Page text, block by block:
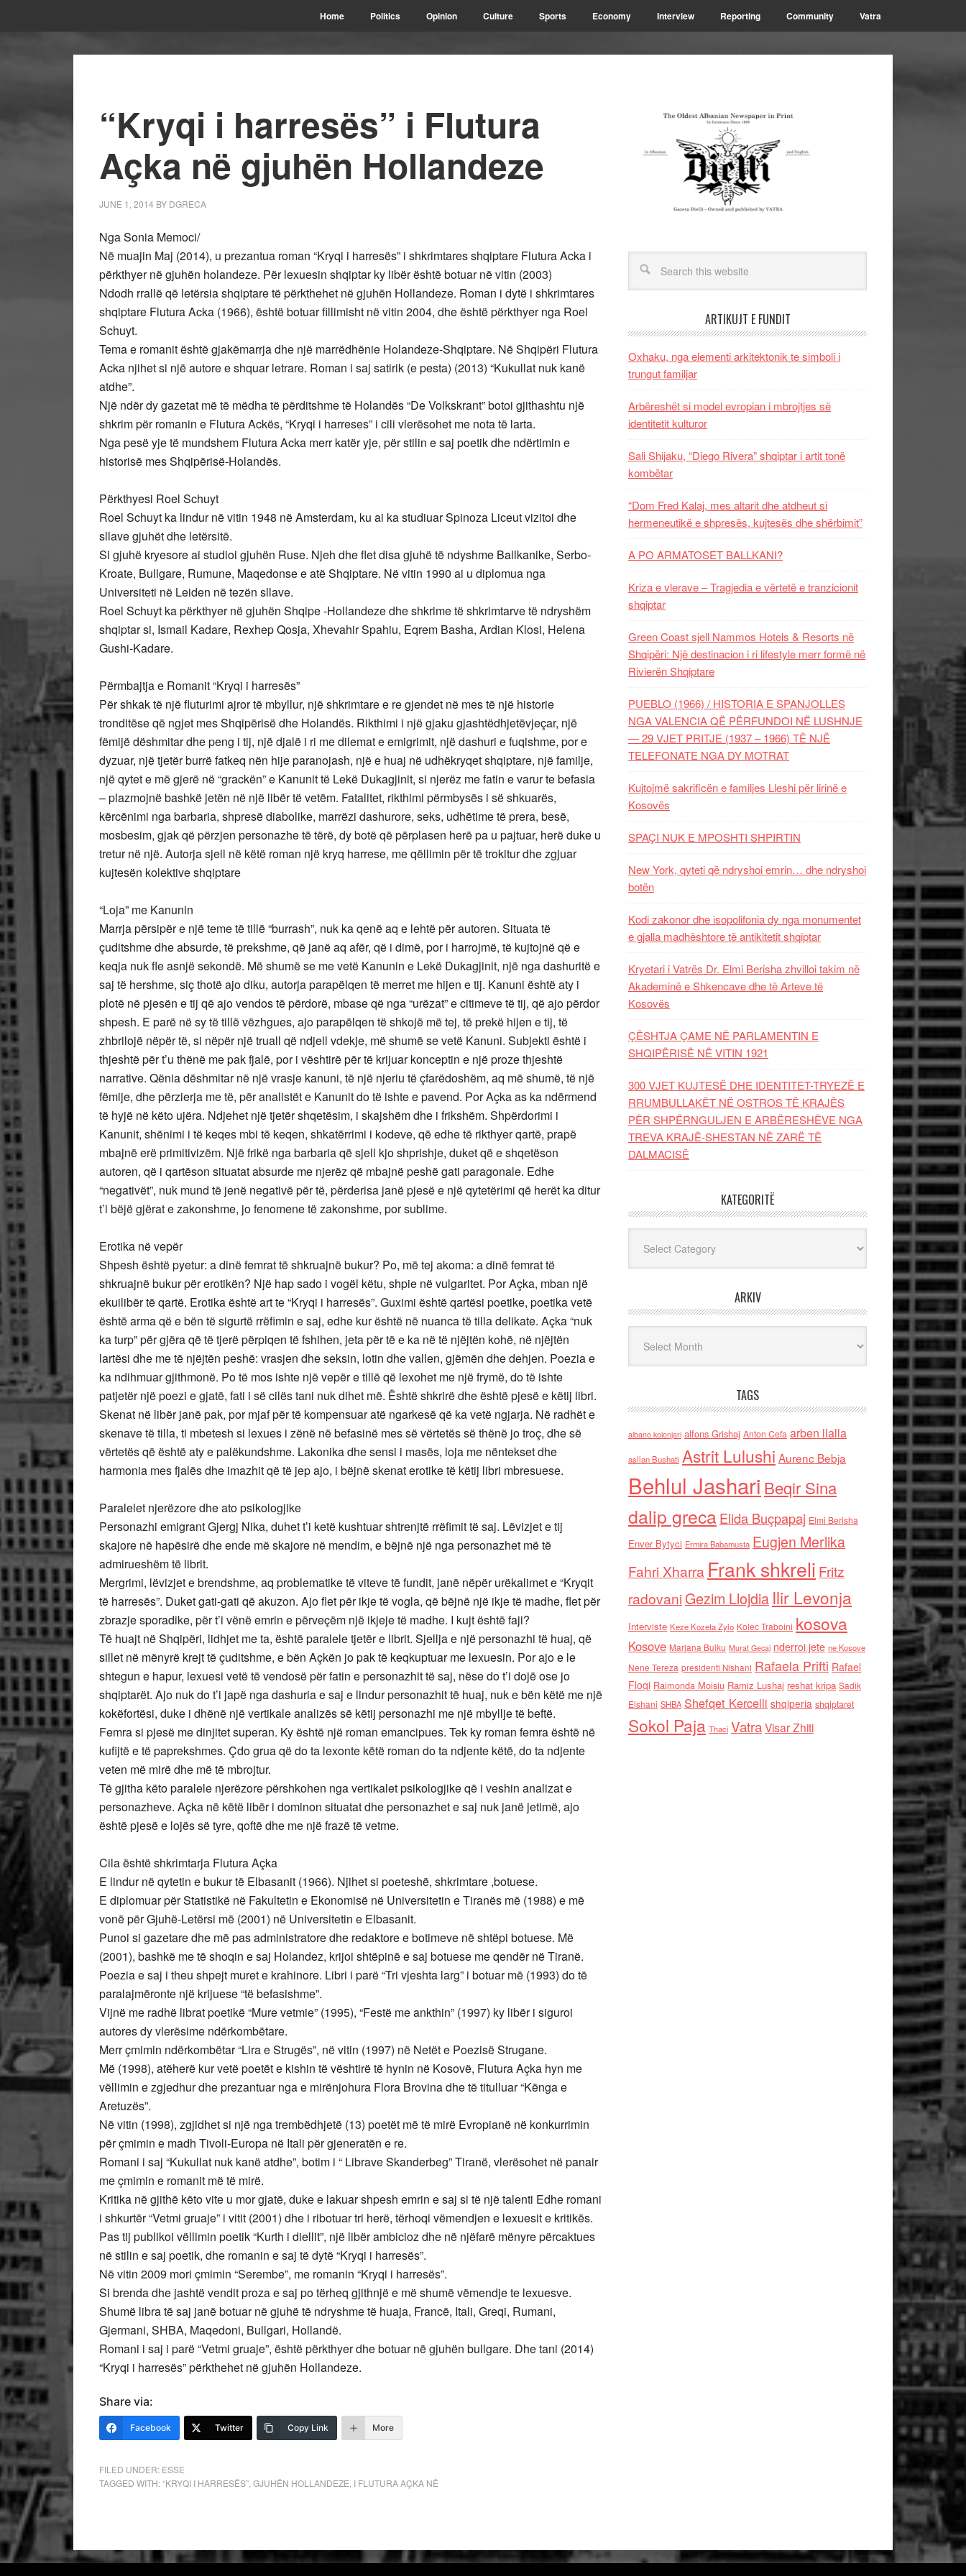
Home Politics Opinion Culture Sports Economy Interview Reporting Community Vatra
“Kryqi i harresës” i Flutura
Açka në gjuhën Hollandeze
JUNE 1, 2014 BY DGRECA
Nga Sonia Memoci/
Në muajin Maj (2014), u prezantua roman “Kryqi i harresës” i shkrimtares shqiptare Flutura Acka i
përkthyer në gjuhën holandeze. Për lexuesin shqiptar ky libër është botuar në vitin (2003)
Ndodh rrallë që letërsia shqiptare të përkthehet në gjuhën Hollandeze. Roman i dytë i shkrimtares
shqiptare Flutura Acka (1966), është botuar fillimisht në vitin 2004, dhe është përkthyer nga Roel
Schuyt.
Tema e romanit është gjakëmarrja dhe një marrëdhënie Holandeze-Shqiptare. Në Shqipëri Flutura
Acka njihet si një autore e shquar letrare. Roman i saj satirik (e pesta) (2013) “Kukullat nuk kanë
atdhe”.
Një ndër dy gazetat më të mëdha të përditshme të Holandës “De Volkskrant” botoi gjithashtu një
shkrim për romanin e Flutura Ackës, “Kryqi i harreses” i cili vlerësohet me nota të larta.
Nga pesë yje të mundshem Flutura Acka merr katër yje, për stilin e saj poetik dhe ndërtimin e
historisë mes Shqipërisë-Holandës.
Përkthyesi Roel Schuyt
Roel Schuyt ka lindur në vitin 1948 në Amsterdam, ku ai ka studiuar Spinoza Liceut vizitoi dhe
sllave gjuhët dhe letërsitë.
Si gjuhë kryesore ai studioi gjuhën Ruse. Njeh dhe flet disa gjuhë të ndyshme Ballkanike, Serbo-
Kroate, Bullgare, Rumune, Maqedonse e atë Shqiptare. Në vitin 1990 ai u diplomua nga
Universiteti në Leiden në tezën sllave.
Roel Schuyt ka përkthyer në gjuhën Shqipe -Hollandeze dhe shkrime të shkrimtarve të ndryshëm
shqiptar si, Ismail Kadare, Rexhep Qosja, Xhevahir Spahiu, Eqrem Basha, Ardian Klosi, Helena
Gushi-Kadare.
Përmbajtja e Romanit “Kryqi i harresës”
Për shkak të një fluturimi ajror të mbyllur, një shkrimtare e re gjendet në mes të një historie
tronditëse që ngjet mes Shqipërisë dhe Holandës. Rikthimi i një gjaku gjashtëdhjetëvjeçar, një
fëmijë dëshmitar dhe peng i tij, një djalë i ri me dilemat e emigrimit, një dashuri e fuqishme, por e
dyzuar, një tjetër burrë fatkeq nën hije paranojash, një e huaj në udhëkryqet shqiptare, një familje,
një qytet e më gjerë në “grackën” e Kanunit të Lekë Dukagjinit, si njerëz me fatin e varur te befasia
– plazmojnë bashkë jetën në një libër të vetëm. Fatalitet, rikthimi përmbysës i së shkuarës,
kërcënimi nga barbaria, shpresë diabolike, marrëzi dashurore, seks, udhëtime të prera, besë,
mosbesim, gjak që përzjen personazhe të tërë, dy botë që përplasen herë pa u pajtuar, herë duke u
tretur në një. Autorja sjell në këtë roman një kryq harrese, me qëllimin për të trokitur dhe zgjuar
kujtesën kolektive shqiptare
“Loja” me Kanunin
Marrja përsipër e një teme të tillë “burrash”, nuk ka qenë aq e lehtë për autoren. Situata të
çuditshme dhe absurde, të prekshme, që janë aq afër, që i dimë, por i harrojmë, të kujtojnë që e
keqja nuk fle asnjë sekondë. Më shumë se me vetë Kanunin e Lekë Dukagjinit, një nga dashuritë e
saj të hershme, siç thotë ajo diku, autorja parapëlqen të merret me hijen e tij. Kanuni është aty i
plotë në pjesën e tij që ajo vendos të përdorë, mbase që nga “urëzat” e citimeve të tij, që ajo përdor
shpesh. E parë në sy të tillë vëzhgues, ajo parapëlqen të shkojë më tej, të prekë hijen e tij, të
zhbrilojë nëpër të, si nëpër një truall që ndjell vdekje, më shumë se vetë Kanuni. Subjekti është i
thjeshtë për t’u thënë me pak fjalë, por i vështirë për të krijuar konceptin e një proze thjeshtë
narrative. Qënia dëshmitar në një vrasje kanuni, të një njeriu të çfarëdoshëm, aq më shumë, të një
fëmije, dhe përzierja me të, për analistët e Kanunit do të ishte e pavend. Por Açka as ka ndërmend
të hyjë në këto ujëra. Ndjehet një tjetër shqetësim, i skajshëm dhe i frikshëm. Shpërdorimi i
Kanunit, shënimi i të keqes mbi të keqen, shkatërrimi i kodeve, që edhe të rikthyer qartë, prapë
mbajnë erë primitivizëm. Një frikë nga barbaria që sjell kjo shprishje, duket që e shqetëson
autoren, që i qartëson situatat absurde me njerëz që mbajnë peshë gati paragonale. Edhe
“negativët”, nuk mund të jenë negativë për të, përderisa janë pjesë e një qytetërimi që herët ka ditur
t’i bëjë gjërat e zakonshme, jo fenomene të zakonshme, por sublime.
Erotika në vepër
Shpesh është pyetur: a dinë femrat të shkruajnë bukur? Po, më tej akoma: a dinë femrat të
shkruajnë bukur për erotikën? Një hap sado i vogël këtu, shpie në vulgaritet. Por Açka, mban një
ekuilibër të qartë. Erotika është art te “Kryqi i harresës”. Guximi është qartësi poetike, poetika vetë
është arma që e bën të sigurtë rrëfimin e saj, edhe kur është në nuanca të tilla delikate. Açka “nuk
ka turp” për gjëra që të tjerë përpiqen të fshihen, jeta për të e ka në të njëjtën kohë, në njëjtën
lartësi dhe me të njëjtën peshë: vrasjen dhe seksin, lotin dhe vallen, gjëmën dhe dehjen. Poezia e
ka ndihmuar gjithmonë. Po të mos ishte një vepër e tillë që lexohet me një frymë, do të ishte
patjetër një poezi e gjatë, fati i së cilës tani nuk dihet më. Është shkrirë dhe është pjesë e këtij libri.
Skenat në libër janë pak, por mjaf për të kompensuar atë ngarkesë që ka vetë ngjarja. Në radhët e
skenave të tilla, ti mbetesh si lexues i zënë në befasinë mes së vërtetës së thënë jo troç, dhe së
vërtetës që është aty e palëkundshme. Lakonika dhe sensi i masës, loja me nëntekset dhe
harmonia mes fjalës dhe imazhit që të jep ajo, i bëjnë skenat erotike të këtij libri mbresuese.
Paralelet njerëzore dhe ato psikologjike
Personazhi emigrant Gjergj Nika, duhet t’i ketë kushtuar shtrenjtë rrëfimit të saj. Lëvizjet e tij
skajore në hapësirë dhe ende më skajore në mendim, e bëjnë një nga personazhet më të
admirueshëm të librit.
Mergrimi, lëvizjet e brendshme, aq problematike të viteve të fundit, janë nëpër urëkalimet e “Kryqit
të harresës”. Duket gati-gati që akuzon. Ajo flet për ikje të vogla, që bëjnë një ikje të madhe, flet për
zbrazje sporadike, për t’i vënë emrin e përveçëm një ikjeje të madhe. I kujt është faji?
Të huajt në Shqipëri, lidhjet me ta, është paralele tjetër e librit. Sjellja e një personazhi të huaj, që
sillet në mënyrë krejt të çuditshme, e bën Açkën jo pak të keqkuptuar me lexuesin. Por ajo e le
shtegun e hapur, lexuesi vetë të vendosë për fatin e personazhit të saj, nëse do t’i dojë ose jo
shqiptarët. Ajo nuk do t’i japë nga dashuria e saj e lindur personazhit të huaj, nuk e bën këtë me një
kokëfortësi, duke i dhënë një vertikale analizës së këtij personazhi me një mbyllje të beftë.
Femra si pjesë me dinjitet superan. Ky është një roman emancipues. Tek ky roman femra është në
kufijtë e të paprekshmes. Çdo grua që do ta lexonte këtë roman do ta ndjente këtë, do ta ndjente
veten më mirë dhe më të mbrojtur.
Të gjitha këto paralele njerëzore përshkohen nga vertikalet psikologjike që i veshin analizat e
personazheve. Açka në këtë libër i dominon situatat dhe personazhet e saj nuk janë jetimë, ajo
është pjesë e lojës së tyre, qoftë dhe me një frazë të vetme.
Cila është shkrimtarja Flutura Açka
E lindur në qytetin e bukur të Elbasanit (1966). Njihet si poeteshë, shkrimtare ,botuese.
E diplomuar për Statistikë në Fakultetin e Ekonomisë në Universitetin e Tiranës më (1988) e më
vonë për Gjuhë-Letërsi më (2001) në Universitetin e Elbasanit.
Punoi si gazetare dhe më pas administratore dhe redaktore e botimeve në shtëpi botuese. Më
(2001), bashkë me të shoqin e saj Holandez, krijoi shtëpinë e saj botuese me qendër në Tiranë.
Poezia e saj i theu shpejt muret e krahinore. Libri i parë “Tri vjeshta larg” i botuar më (1993) do të
paralajmëronte një krijuese “të befasishme”.
Vijnë me radhë librat poetikë “Mure vetmie” (1995), “Festë me ankthin” (1997) ky libër i siguroi
autores dy vlerësime ndërkombëtare.
Merr çmimin ndërkombëtar “Lira e Strugës”, në vitin (1997) në Netët e Poezisë Strugane.
Më (1998), atëherë kur vetë poetët e kishin të vështirë të hynin në Kosovë, Flutura Açka hyn me
vëllimin e zgjedhur dhe prezantuar nga e mirënjohura Flora Brovina dhe të titulluar “Kënga e
Aretuzës”.
Në vitin (1998), zgjidhet si një nga trembëdhjetë (13) poetët më të mirë Evropianë në konkurrimin
për çmimin e madh Tivoli-Europa në Itali për gjeneratën e re.
Romani i saj “Kukullat nuk kanë atdhe”, botim i “ Librave Skanderbeg” Tiranë, vlerësohet në panair
me çmimin e romanit më të mirë.
Kritika në gjithë këto vite u mor gjatë, duke e lakuar shpesh emrin e saj si të një talenti Edhe romani
i shkurtër “Vetmi gruaje” i vitit (2001) dhe i ribotuar tri herë, tërhoqi vëmendjen e lexuesit e kritikës.
Pas tij publikoi vëllimin poetik “Kurth i diellit”, një libër ambicioz dhe në njëfarë mënyre përcaktues
në stilin e saj poetik, dhe romanin e saj të dytë “Kryqi i harresës”.
Në vitin 2009 mori çmimin “Serembe”, me romanin “Kryqi i harresës”.
Si brenda dhe jashtë vendit proza e saj po tërheq gjithnjë e më shumë vëmendje te lexuesve.
Shumë libra të saj janë botuar në gjuhë të ndryshme të huaja, Francë, Itali, Greqi, Rumani,
Gjermani, SHBA, Maqedoni, Bullgari, Hollandë.
Romani i saj i parë “Vetmi gruaje”, është përkthyer dhe botuar në gjuhën bullgare. Dhe tani (2014)
“Kryqi i harresës” përkthehet në gjuhën Hollandeze.
Share via:
Facebook Twitter Copy Link More
FILED UNDER: ESSE
TAGGED WITH:“KRYQI I HARRESËS” GJUHËN HOLLANDEZE I FLUTURA AÇKA NË
ARTIKUJT E FUNDIT
Oxhaku, nga elementi arkitektonik te simboli i
trungut familjar
Arbëreshët si model evropian i mbrojtjes së
identitetit kulturor
Sali Shijaku, “Diego Rivera” shqiptar i artit tonë
kombëtar
“Dom Fred Kalaj, mes altarit dhe atdheut si
hermeneutikë e shpresës, kujtesës dhe shërbimit”
A PO ARMATOSET BALLKANI?
Kriza e vlerave – Tragjedia e vërtetë e tranzicionit
shqiptar
Green Coast sjell Nammos Hotels & Resorts në
Shqipëri: Një destinacion i ri lifestyle merr formë në
Rivierën Shqiptare
PUEBLO (1966) / HISTORIA E SPANJOLLES
NGA VALENCIA QË PËRFUNDOI NË LUSHNJE
— 29 VJET PRITJE (1937 – 1966) TË NJË
TELEFONATE NGA DY MOTRAT
Kujtojmë sakrificën e familjes Lleshi për lirinë e
Kosovës
SPAÇI NUK E MPOSHTI SHPIRTIN
New York, qyteti që ndryshoi emrin… dhe ndryshoi
botën
Kodi zakonor dhe isopolifonia dy nga monumentet
e gjalla madhështore të antikitetit shqiptar
Kryetari i Vatrës Dr. Elmi Berisha zhvilloi takim në
Akademinë e Shkencave dhe të Arteve të
Kosovës
ÇËSHTJA ÇAME NË PARLAMENTIN E
SHQIPËRISË NË VITIN 1921
300 VJET KUJTESË DHE IDENTITET-TRYEZË E
RRUMBULLAKËT NË OSTROS TË KRAJËS
PËR SHPËRNGULJEN E ARBËRESHËVE NGA
TREVA KRAJË-SHESTAN NË ZARË TË
DALMACISË
KATEGORITË
ARKIV
TAGS
albano kolonjari alfons Grishaj Anton Cefa arben llalla
asllan Bushati Astrit Lulushi Aurenc Bebja
Behlul Jashari Beqir Sina
dalip grecaElida Buçpapaj Elmi Berisha
Enver Bytyci Ermira Babamusta Eugjen Merlika
Fahri Xharra Frank shkreli Fritz
radovaniGezim Llojdia Ilir Levonja
Interviste Keze Kozeta Zylo Kolec Traboini kosova
Kosove Marjana Bulku Murat Gecaj nderroi jete ne Kosove
Nene Tereza presidenti Nishani Rafaela Prifti Rafael
Floqi Raimonda Moisiu Ramiz Lushaj reshat kripa Sadik
Elshani SHBA Shefqet Kercelli shqiperia shqiptaret
Sokol Paja Thaci VatraVisar Zhiti